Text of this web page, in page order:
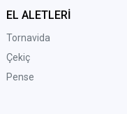
EL ALETLERİ
Tornavida
Çekiç
Pense